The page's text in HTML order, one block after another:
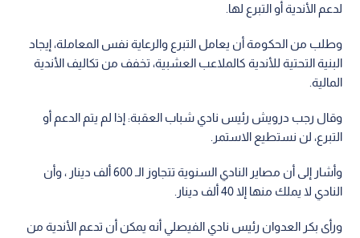
لدعم الأندية أو التبرع لها.
وطلب من الحكومة أن يعامل التبرع والرعاية نفس المعاملة، إيجاد
البنية التحتية للأندية كالملاعب العشبية، تخفف من تكاليف الأندية
المالية.
وقال رجب درويش رئيس نادي شباب العقبة: إذا لم يتم الدعم أو
التبرع، لن نستطيع الاستمر.
وأشار إلى أن مصاير النادي السنوية تتجاوز الـ 600 ألف دينار ، وأن
النادي لا يملك منها إلا 40 ألف دينار.
ورأى بكر العدوان رئيس نادي الفيصلي أنه يمكن أن تدعم الأندية من